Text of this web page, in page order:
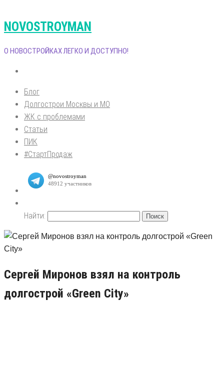
NOVOSTROYMAN
О НОВОСТРОЙКАХ ЛЕГКО И ДОСТУПНО!
Блог
Долгострои Москвы и МО
ЖК с проблемами
Статьи
ПИК
#СтартПродаж
Найти:
Сергей Миронов взял на контроль
долгострой «Green City»